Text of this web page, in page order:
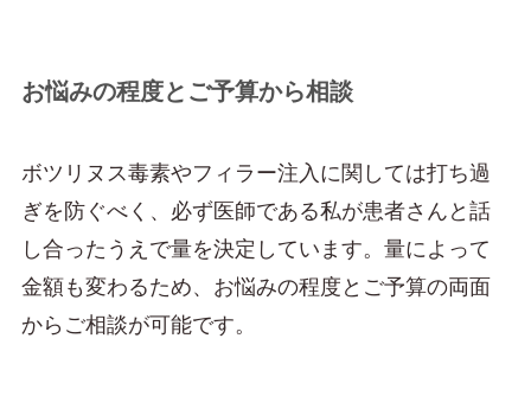
お悩みの程度とご予算から相談
ボツリヌス毒素やフィラー注入に関しては打ち過
ぎを防ぐべく、必ず医師である私が患者さんと話
し合ったうえで量を決定しています。量によって
金額も変わるため、お悩みの程度とご予算の両面
からご相談が可能です。